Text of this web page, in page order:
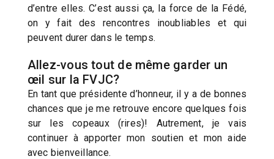
d’entre elles. C’est aussi ça, la force de la Fédé,
on y fait des rencontres inoubliables et qui
peuvent durer dans le temps.
Allez-vous tout de même garder un
œil sur la FVJC?
En tant que présidente d’honneur, il y a de bonnes
chances que je me retrouve encore quelques fois
sur les copeaux (rires)! Autrement, je vais
continuer à apporter mon soutien et mon aide
avec bienveillance.